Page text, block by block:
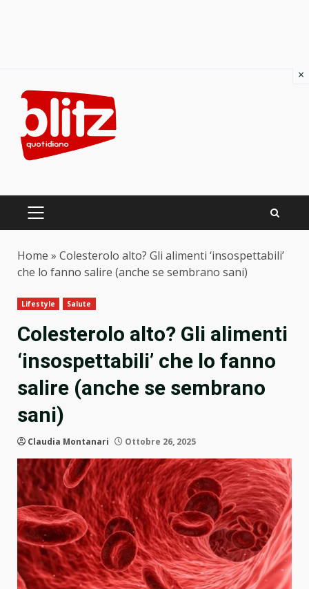
content
PRIMARY
Home » Colesterolo alto? Gli alimenti ‘insospettabili’
che lo fanno salire (anche se sembrano sani)
Lifestyle Salute
Colesterolo alto? Gli alimenti
‘insospettabili’ che lo fanno
salire (anche se sembrano
sani)
Claudia Montanari Ottobre 26, 2025
×